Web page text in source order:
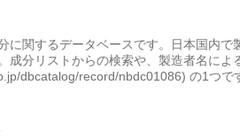
に関するデータベースです。日本国内
成分リストからの検索や、製造者名に
dbcatalog/record/nbdc01086) の1つで